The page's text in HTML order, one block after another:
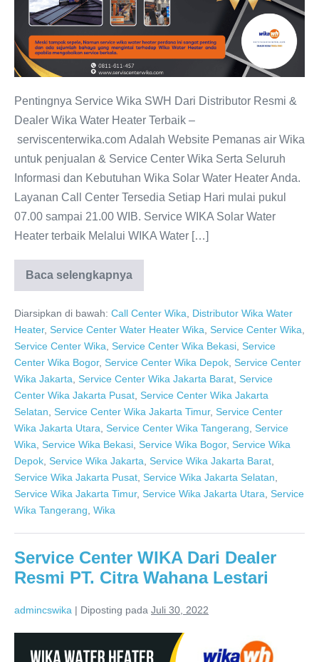
Dari
Distributor
Resmi
Pentingnya Service Wika SWH Dari Distributor Resmi &
Dealer Wika Water Heater Terbaik –
serviscenterwika.com Adalah Website Pemanas air Wika
untuk penjualan & Service Center Wika Serta Seluruh
Informasi dan Kebutuhan Wika Solar Water Heater Anda.
Layanan Call Center Tersedia Setiap Hari mulai pukul
07.00 sampai 21.00 WIB. Service WIKA Solar Water
Heater terbaik Melalui WIKA Water […]
Baca selengkapnya
Pentingnya
Service
SWH
Dari
Distributor
Resmi
Diarsipkan di bawah: Call Center Wika
Distributor Wika Water
Heater, Service Center Water Heater Wika Service Center Wika
Service Center Wika
Service Center Wika Bekasi Service
Center Wika Bogor, Service Center Wika Depok Service Center
Wika Jakarta
Service Center Wika Jakarta Barat Service
Center Wika Jakarta Pusat Service Center Wika Jakarta
Selatan
Service Center Wika Jakarta Timur, Service Center
Wika Jakarta Utara
Service Center Wika Tangerang
Service
Wika
Service Wika Bekasi Service Wika Bogor, Service Wika
Depok Service Wika Jakarta Service Wika Jakarta Barat
Service Wika Jakarta Pusat Service Wika Jakarta Selatan
Service Wika Jakarta Timur, Service Wika Jakarta Utara
Service
Wika Tangerang Wika
Service Center WIKA Dari Dealer
Resmi PT. Citra Wahana Lestari
admincswika | Diposting pada Juli 30, 2022